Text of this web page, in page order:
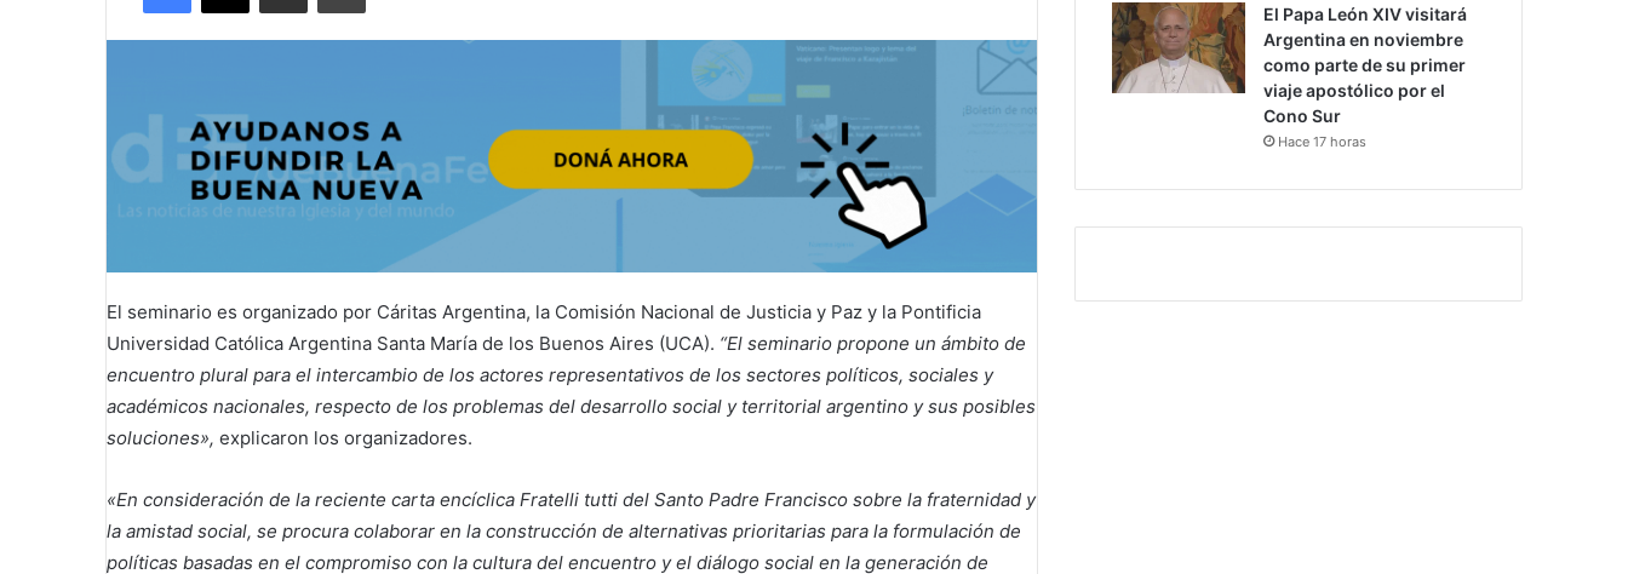
El seminario es organizado por Cáritas Argentina, la Comisión Nacional de Justicia y Paz y la Pontificia
Universidad Católica Argentina Santa María de los Buenos Aires (UCA). “El seminario propone un ámbito de
encuentro plural para el intercambio de los actores representativos de los sectores políticos, sociales y
académicos nacionales, respecto de los problemas del desarrollo social y territorial argentino y sus posibles
soluciones», explicaron los organizadores.
«En consideración de la reciente carta encíclica Fratelli tutti del Santo Padre Francisco sobre la fraternidad y
la amistad social, se procura colaborar en la construcción de alternativas prioritarias para la formulación de
políticas basadas en el compromiso con la cultura del encuentro y el diálogo social en la generación de
El Papa León XIV visitará
Argentina en noviembre
como parte de su primer
viaje apostólico por el
Cono Sur
Hace 17 horas